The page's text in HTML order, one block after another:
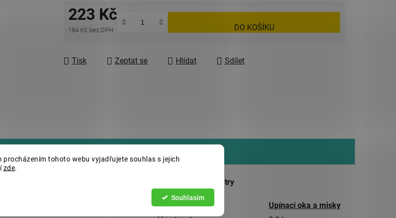
procházením tohoto webu vyjadřujete souhlas s jejich
zde
Souhlasím
223 Kč
184 Kč bez DPH DO KOŠÍKU
Tisk Zeptat se Hlídat Sdílet
Doplňkové parametry
Kategorie
Upínací oka a misky